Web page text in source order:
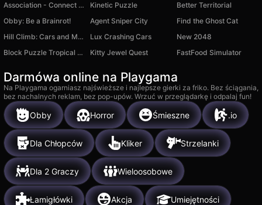
Association - Connect Word
Kinetic Puzzle
Better Territorial
Obby: Be a Brainrot!
Agent Sniper City
Find the Ghost Cat
Hill Climb: Cars and Motorcycles
Lux Crashing Cars
New 2048
Block Puzzle Tropical Story
Kitty Jewel Quest FastFood Simulator
Darmówa online na Playgama
Na Playgama ogarniasz najświeższe i najlepsze gierki za friko. Bez ściągania,
bez nachalnych reklam, bez pop-upów. Wrzuć w przeglądarkę i odpalaj fun!
Obby Horror Śmieszne .io
Dla Chłopców Kliker Strzelanki
Dla 2 Graczy Wieloosobowe
Łamigłówki Akcja Umiejętności